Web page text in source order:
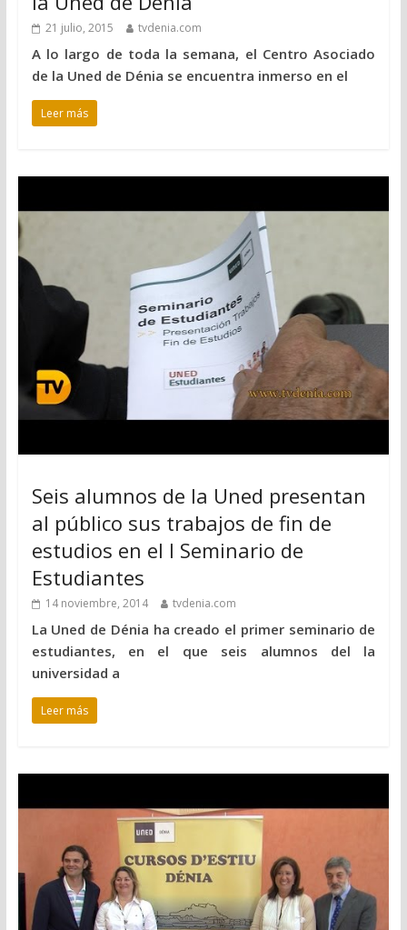
21 julio, 2015 tvdenia.com
A lo largo de toda la semana, el Centro Asociado
de la Uned de Dénia se encuentra inmerso en el
Leer más
Seis alumnos de la Uned presentan
al público sus trabajos de fin de
estudios en el I Seminario de
Estudiantes
14 noviembre, 2014 tvdenia.com
La Uned de Dénia ha creado el primer seminario de
estudiantes, en el que seis alumnos del la
universidad a
Leer más